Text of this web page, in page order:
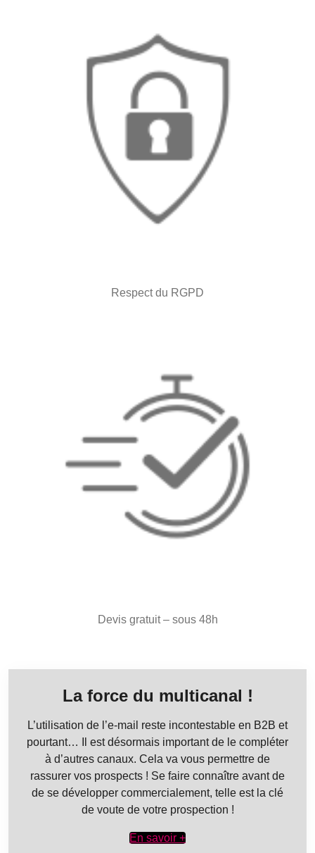
Respect du RGPD
Devis gratuit – sous 48h
La force du multicanal !
L’utilisation de l’e-mail reste incontestable en B2B et
pourtant… Il est désormais important de le compléter
à d’autres canaux. Cela va vous permettre de
rassurer vos prospects ! Se faire connaître avant de
de se développer commercialement, telle est la clé
de voute de votre prospection !
En savoir +